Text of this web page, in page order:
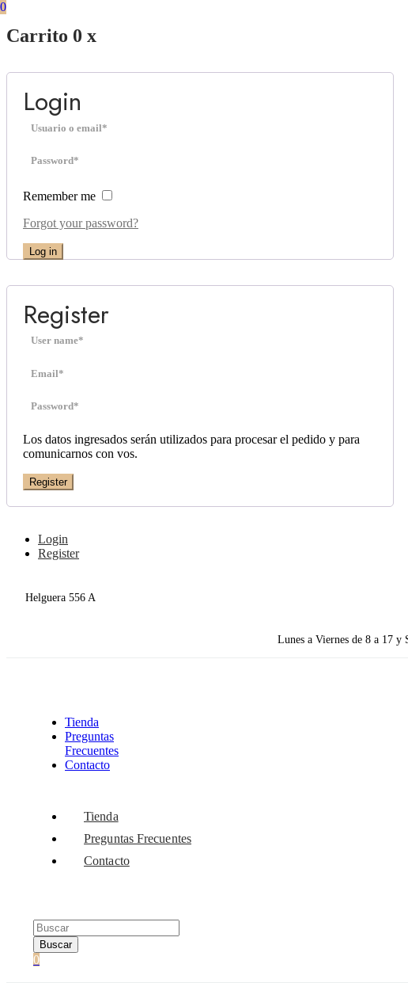
Carrito 0 x
Login
Remember me
Forgot your password?
Log in
Register
Los datos ingresados serán utilizados para procesar el pedido y para
comunicarnos con vos.
Register
Login
Register
Helguera 556 A
Lunes a Viernes de 8 a 17 y
Tienda
Preguntas
Frecuentes
Contacto
Tienda
Preguntas Frecuentes
Contacto
Buscar
0
0